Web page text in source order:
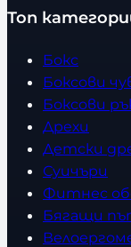
Топ
Бокс
Боксови
Боксови
Дрехи
Детски
Суичъри
Фитнес
Бягащи